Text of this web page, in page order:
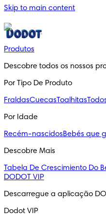
Skip to main content
Produtos
Descobre todos os nossos
Por Tipo De Produto
FraldasCuecasToalhitas
Por Idade
Recém-nascidosBebés que
Descobre Mais
Tabela De Crescimiento Do
DODOT VIP
Descarregue a aplicação
Dodot VIP